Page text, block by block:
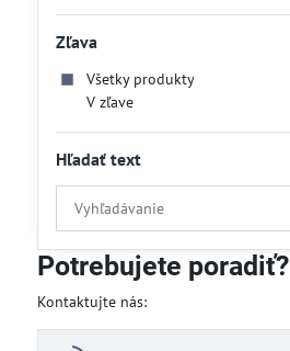
Zľava
Všetky produkty
V zľave
Hľadať text
Prehľadať
výsledky
filtra
fulltextom
Potrebujete poradiť?
Kontaktujte nás: